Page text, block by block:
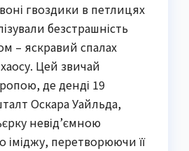
гвоздики в петлицях
безстрашність
– яскравий спалах
Цей звичай
де денді 19
Оскара Уайльда,
невід’ємною
іміджу, перетворюючи її